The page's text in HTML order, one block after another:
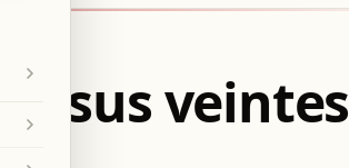
sus veintes